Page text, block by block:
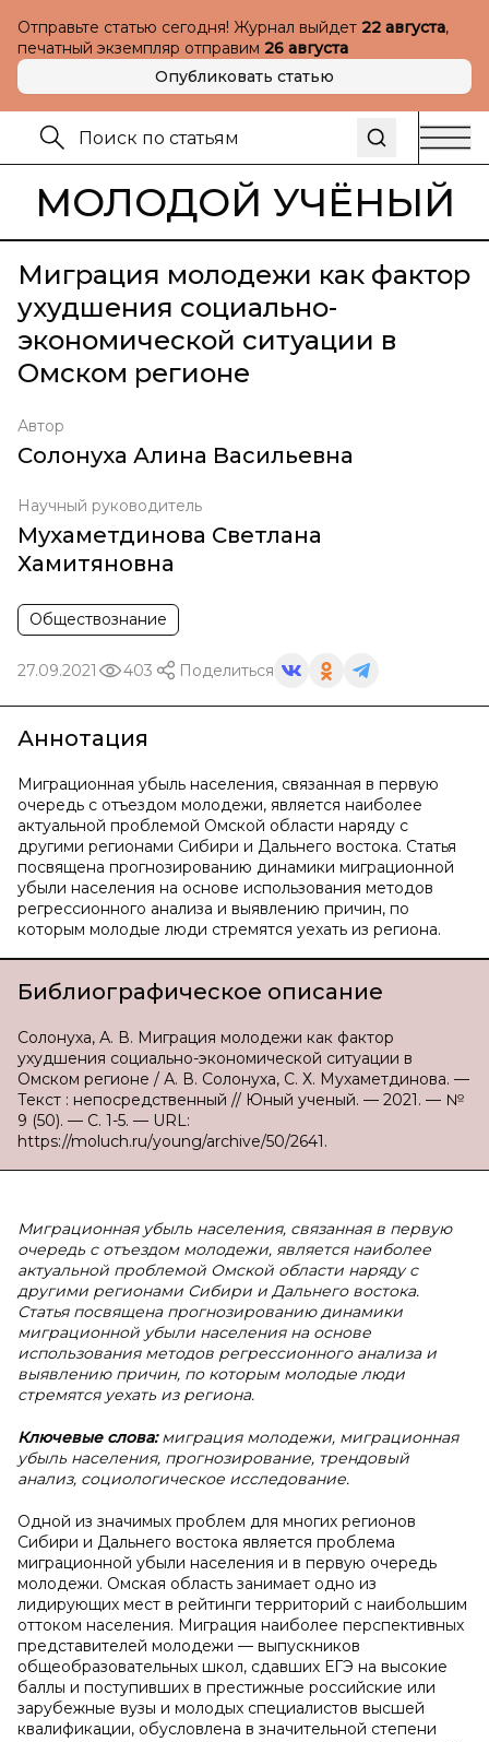
Отправьте статью сегодня! Журнал выйдет 22 августа,
печатный экземпляр отправим 26 августа
Опубликовать статью
МОЛОДОЙ УЧЁНЫЙ
Миграция молодежи как фактор
ухудшения социально-
экономической ситуации в
Омском регионе
Автор
Солонуха Алина Васильевна
Научный руководитель
Мухаметдинова Светлана
Хамитяновна
Обществознание
27.09.2021 403 Поделиться
Аннотация
Миграционная убыль населения, связанная в первую
очередь с отъездом молодежи, является наиболее
актуальной проблемой Омской области наряду с
другими регионами Сибири и Дальнего востока. Статья
посвящена прогнозированию динамики миграционной
убыли населения на основе использования методов
регрессионного анализа и выявлению причин, по
которым молодые люди стремятся уехать из региона.
Библиографическое описание
Солонуха, А. В. Миграция молодежи как фактор
ухудшения социально-экономической ситуации в
Омском регионе / А. В. Солонуха, С. Х. Мухаметдинова. —
Текст : непосредственный // Юный ученый. — 2021. — №
9 (50). — С. 1-5. — URL:
https://moluch.ru/young/archive/50/2641.
Миграционная убыль населения, связанная в первую
очередь с отъездом молодежи, является наиболее
актуальной проблемой Омской области наряду с
другими регионами Сибири и Дальнего востока.
Статья посвящена прогнозированию динамики
миграционной убыли населения на основе
использования методов регрессионного анализа и
выявлению причин, по которым молодые люди
стремятся уехать из региона.
Ключевые слова:миграция молодежи, миграционная
убыль населения, прогнозирование, трендовый
анализ, социологическое исследование.
Одной из значимых проблем для многих регионов
Сибири и Дальнего востока является проблема
миграционной убыли населения и в первую очередь
молодежи. Омская область занимает одно из
лидирующих мест в рейтинги территорий с наибольшим
оттоком населения. Миграция наиболее перспективных
представителей молодежи — выпускников
общеобразовательных школ, сдавших ЕГЭ на высокие
баллы и поступивших в престижные российские или
зарубежные вузы и молодых специалистов высшей
квалификации, обусловлена в значительной степени